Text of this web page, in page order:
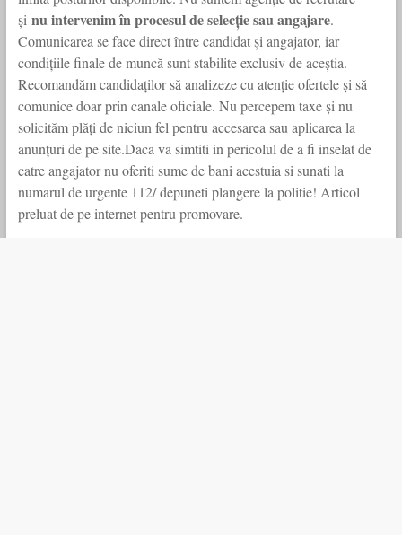
și nu intervenim în procesul de selecție sau angajare.
Comunicarea se face direct între candidat și angajator, iar
condițiile finale de muncă sunt stabilite exclusiv de aceștia.
Recomandăm candidaților să analizeze cu atenție ofertele și să
comunice doar prin canale oficiale. Nu percepem taxe și nu
solicităm plăți de niciun fel pentru accesarea sau aplicarea la
anunțuri de pe site.Daca va simtiti in pericolul de a fi inselat de
catre angajator nu oferiti sume de bani acestuia si sunati la
numarul de urgente 112/ depuneti plangere la politie! Articol
preluat de pe internet pentru promovare.